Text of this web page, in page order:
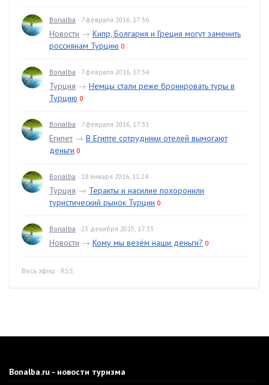
Bonalba · 7 февраля 2016, 17:36
Новости → Кипр, Болгария и Греция могут заменить
россиянам Турцию 0
Bonalba · 7 февраля 2016, 17:34
Турция → Немцы стали реже бронировать туры в
Турцию 0
Bonalba · 7 февраля 2016, 17:31
Египет→ В Египте сотрудники отелей вымогают
деньги 0
Bonalba · 18 января 2016, 11:24
Турция → Теракты и насилие похоронили
туристический рынок Турции 0
Bonalba · 23 декабря 2015, 17:33
Новости → Кому мы везём наши деньги? 0
Весь эфир · RSS
Bonalba.ru - новости туризма